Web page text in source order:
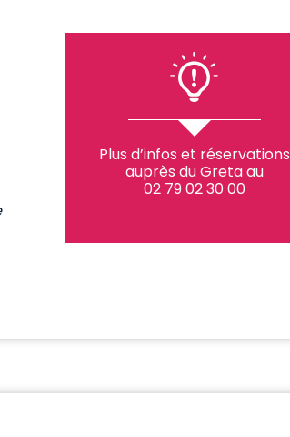
Plus d’infos et réservations
auprès du Greta au
02 79 02 30 00